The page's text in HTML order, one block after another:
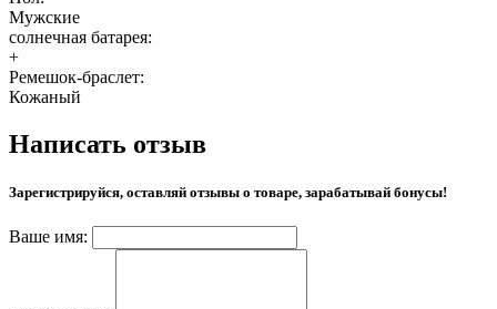
Мужские
солнечная батарея:
+
Ремешок-браслет:
Кожаный
Написать отзыв
Зарегистрируйся, оставляй отзывы о товаре, зарабатывай бонусы!
Ваше имя: